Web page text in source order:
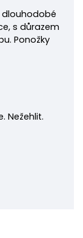
dlouhodobé
s důrazem
Ponožky
Nežehlit.